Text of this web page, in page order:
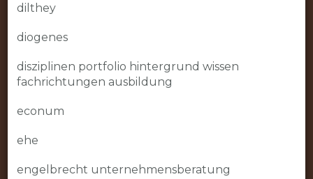
dilthey
diogenes
disziplinen portfolio hintergrund wissen
fachrichtungen ausbildung
econum
ehe
engelbrecht unternehmensberatung